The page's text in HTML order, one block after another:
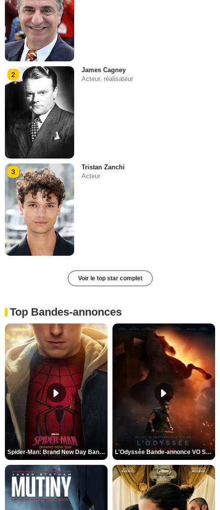
2
James Cagney
Acteur, réalisateur
3
Tristan Zanchi
Acteur
Voir le top star complet
Top Bandes-annonces
Spider-Man: Brand New Day Bande-annonce VO STFR L'Odyssée Bande-annonce VO STFR